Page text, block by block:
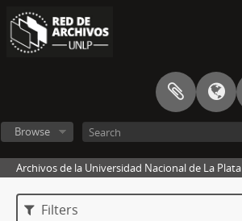
Browse
Archivos de la Universidad Nacional de La Plata
Filters